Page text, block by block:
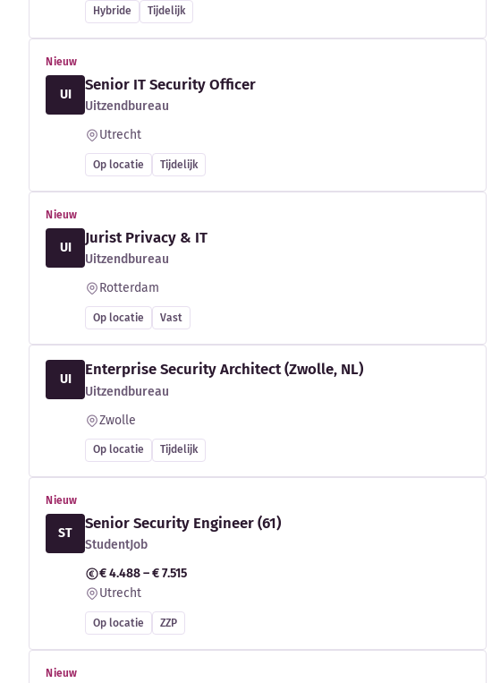
Hybride Tijdelijk
Nieuw
UI
Senior IT Security Officer
Uitzendbureau
Utrecht
Op locatie Tijdelijk
Nieuw
UI
Jurist Privacy & IT
Uitzendbureau
Rotterdam
Op locatie Vast
UI
Enterprise Security Architect (Zwolle, NL)
Uitzendbureau
Zwolle
Op locatie Tijdelijk
Nieuw
ST
Senior Security Engineer (61)
StudentJob
€ 4.488 – € 7.515
Utrecht
Op locatie ZZP
Nieuw